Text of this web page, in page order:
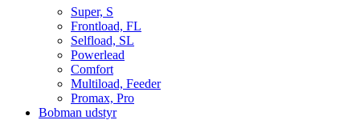
Super, S
Frontload, FL
Selfload, SL
Powerlead
Comfort
Multiload, Feeder
Promax, Pro
Bobman udstyr